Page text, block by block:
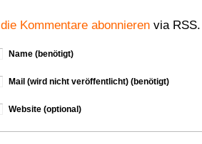
die Kommentare abonnieren via RSS.
Name (benötigt)
Mail (wird nicht veröffentlicht) (benötigt)
Website (optional)